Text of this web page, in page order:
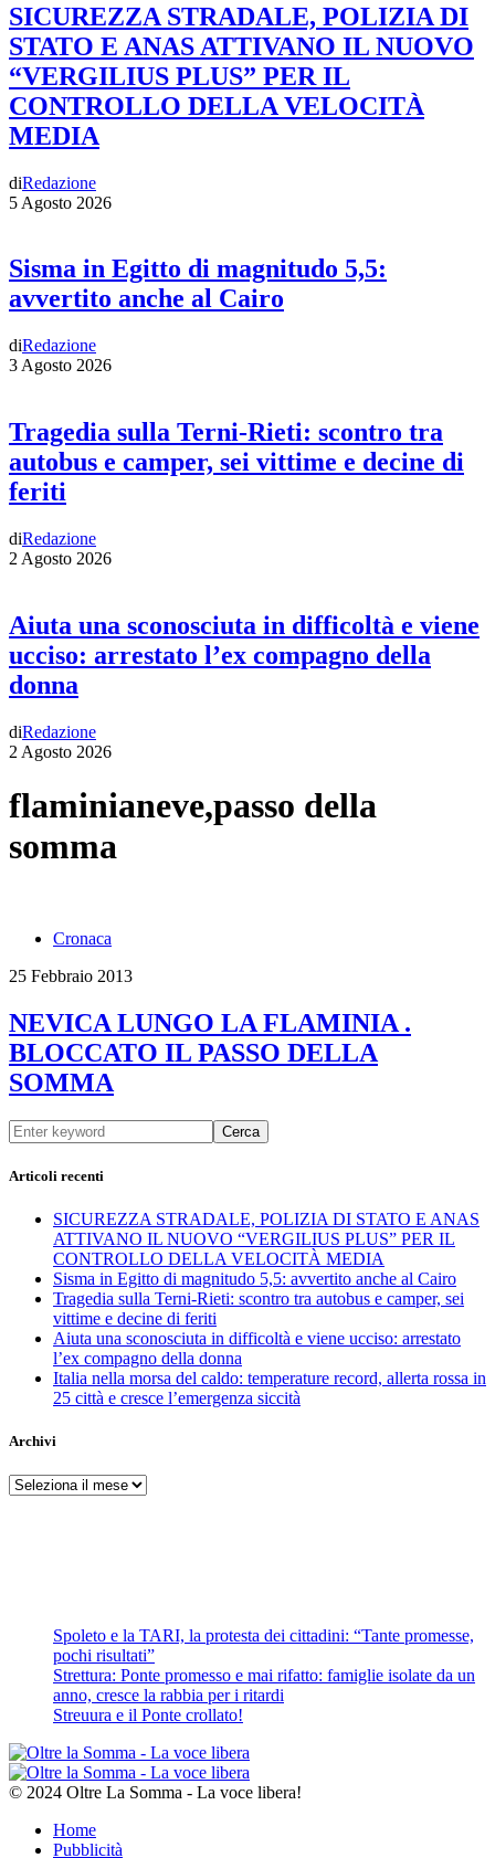
SICUREZZA STRADALE, POLIZIA DI
STATO E ANAS ATTIVANO IL NUOVO
“VERGILIUS PLUS” PER IL
CONTROLLO DELLA VELOCITÀ
MEDIA
diRedazione
5 Agosto 2026
Sisma in Egitto di magnitudo 5,5:
avvertito anche al Cairo
diRedazione
3 Agosto 2026
Tragedia sulla Terni-Rieti: scontro tra
autobus e camper, sei vittime e decine di
feriti
diRedazione
2 Agosto 2026
Aiuta una sconosciuta in difficoltà e viene
ucciso: arrestato l’ex compagno della
donna
diRedazione
2 Agosto 2026
flaminianeve,passo della
somma
Cronaca
25 Febbraio 2013
NEVICA LUNGO LA FLAMINIA .
BLOCCATO IL PASSO DELLA
SOMMA
Cerca
Articoli recenti
SICUREZZA STRADALE, POLIZIA DI STATO E ANAS
ATTIVANO IL NUOVO “VERGILIUS PLUS” PER IL
CONTROLLO DELLA VELOCITÀ MEDIA
Sisma in Egitto di magnitudo 5,5: avvertito anche al Cairo
Tragedia sulla Terni-Rieti: scontro tra autobus e camper, sei
vittime e decine di feriti
Aiuta una sconosciuta in difficoltà e viene ucciso: arrestato
l’ex compagno della donna
Italia nella morsa del caldo: temperature record, allerta rossa in
25 città e cresce l’emergenza siccità
Archivi
Archivi
Spoleto e la TARI, la protesta dei cittadini: “Tante promesse,
pochi risultati”
Strettura: Ponte promesso e mai rifatto: famiglie isolate da un
anno, cresce la rabbia per i ritardi
Streuura e il Ponte crollato!
© 2024 Oltre La Somma - La voce libera!
Home
Pubblicità